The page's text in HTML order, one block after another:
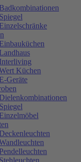
Badkombinationen
Spiegel
Einzelschränke
Einbauküchen
Landhaus
Interliving
Küchen
E-Geräte
Dielenkombinationen
Spiegel
Einzelmöbel
Deckenleuchten
Pendelleuchten
Stehleuchten